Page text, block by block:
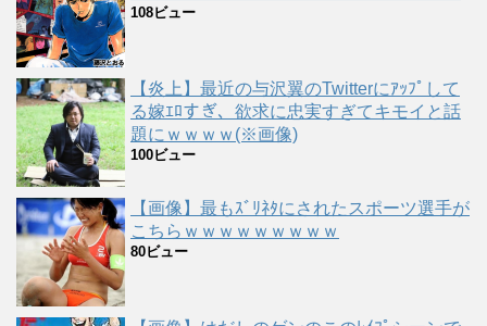
108ビュー
【炎上】最近の与沢翼のTwitterにｱｯﾌﾟして
る嫁ｴﾛすぎ、欲求に忠実すぎてキモイと話
題にｗｗｗｗ(※画像)
100ビュー
【画像】最もｽﾞﾘﾈﾀにされたスポーツ選手が
こちらｗｗｗｗｗｗｗｗｗ
80ビュー